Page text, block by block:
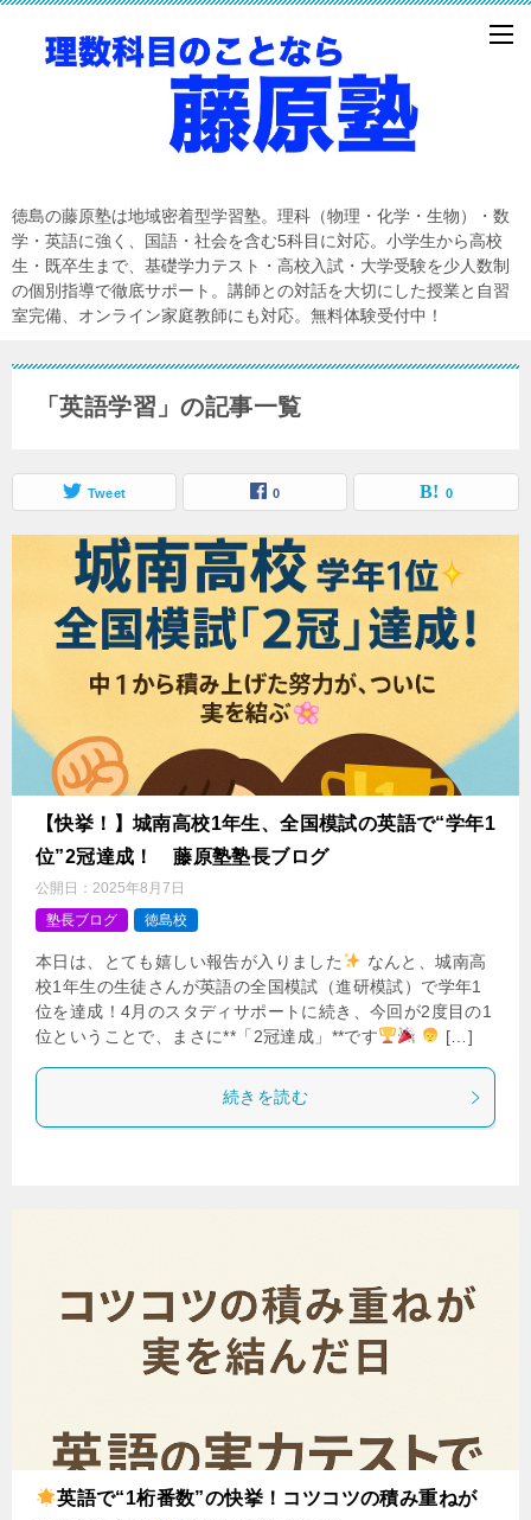
徳島の藤原塾は地域密着型学習塾。理科（物理・化学・生物）・数
学・英語に強く、国語・社会を含む5科目に対応。小学生から高校
生・既卒生まで、基礎学力テスト・高校入試・大学受験を少人数制
の個別指導で徹底サポート。講師との対話を大切にした授業と自習
室完備、オンライン家庭教師にも対応。無料体験受付中！
「英語学習」の記事一覧
Tweet 0 0
【快挙！】城南高校1年生、全国模試の英語で“学年1
位”2冠達成！ 藤原塾塾長ブログ
公開日： 2025年8月7日
塾長ブログ
徳島校
本日は、とても嬉しい報告が入りました
なんと、城南高
校1年生の生徒さんが英語の全国模試（進研模試）で学年1
位を達成！4月のスタディサポートに続き、今回が2度目の1
位ということで、まさに**「2冠達成」**です
‍ […]
続きを読む
英語で“1桁番数”の快挙！コツコツの積み重ねが